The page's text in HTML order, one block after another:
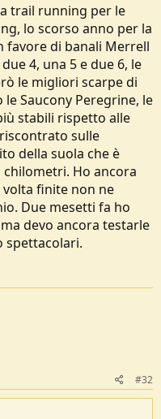
trail running per le
lo scorso anno per la
favore di banali Merrell
4, una 5 e due 6, le
le migliori scarpe di
Saucony Peregrine, le
stabili rispetto alle
sulle
della suola che è
Ho ancora
volta finite non ne
Due mesetti fa ho
devo ancora testarle
spettacolari.
#32